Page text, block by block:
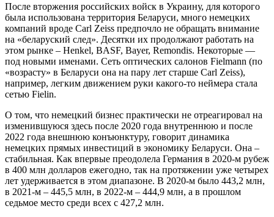
После вторжения российских войск в Украину, для которого
была использована территория Беларуси, много немецких
компаний вроде Сarl Zeiss предпочло не обращать внимание
на «беларуский след». Десятки их продолжают работать на
этом рынке – Henkel, BASF, Bayer, Remondis. Некоторые —
под новыми именами. Сеть оптических салонов Fielmann (по
«возрасту» в Беларуси она на пару лет старше Сarl Zeiss),
например, легким движением руки какого-то неймера стала
сетью Fielin.
О том, что немецкий бизнес практически не отреагировал на
изменившуюся здесь после 2020 года внутреннюю и после
2022 года внешнюю конъюнктуру, говорит динамика
немецких прямых инвестиций в экономику Беларуси. Она –
стабильная. Как впервые преодолела Германия в 2020-м рубеж
в 400 млн долларов ежегодно, так на протяжении уже четырех
лет удерживается в этом диапазоне. В 2020-м было 443,2 млн,
в 2021-м – 445,5 млн, в 2022-м – 444,9 млн, а в прошлом
седьмое место среди всех с 427,2 млн.